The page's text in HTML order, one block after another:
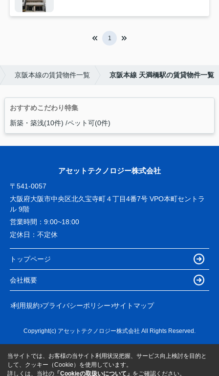
1
京阪本線の賃貸物件一覧 京阪本線 天満橋駅の賃貸物件一覧
おすすめこだわり特集
新築・築浅(10件) ペット可(0件)
アセットテクノロジー株式会社
〒541-0057
大阪府大阪市中央区北久宝寺町４丁目4番7号 VPO本町セントラ
ル 9階
営業時間： 9:00~18:00
定休日： 不定休
トップページ
会社概要
利用規約 プライバシーポリシー サイトマップ
Copyright(c) アセットテクノロジー株式会社 All Rights Reserved.
当サイトでは、お客様の当サイト利用状況把握、サービス向上検討を目的と
して、クッキー（Cookie）を使用しています。
詳しくは、当社の 「Cookieの取扱いについて」 をご確認ください。